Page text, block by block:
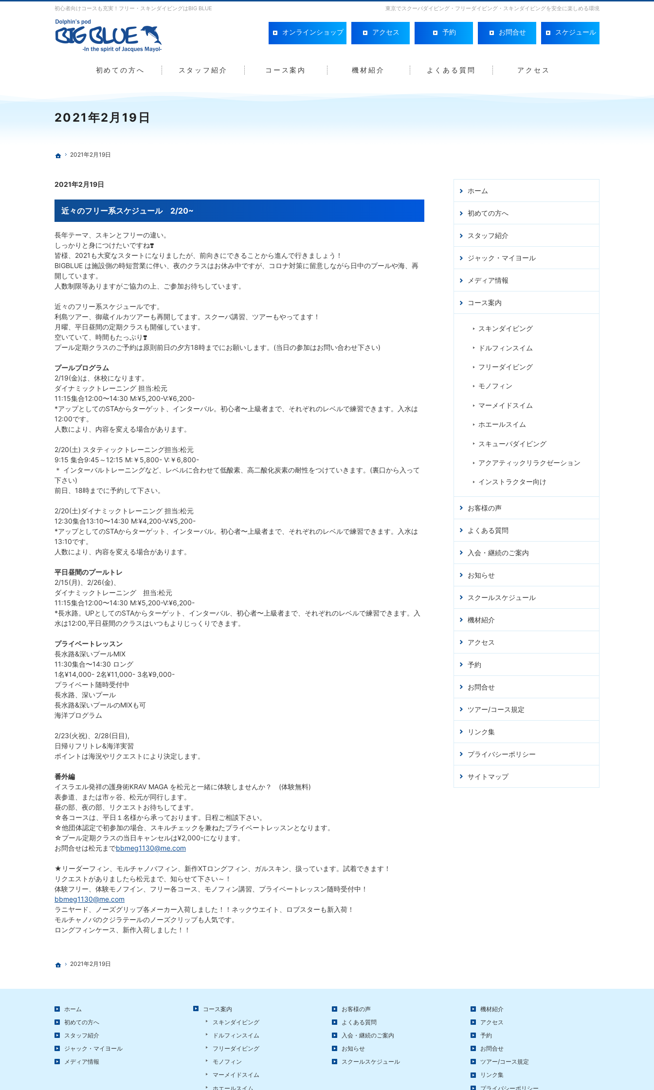
2021年2月19日
東京でスクーバダイビング・フリーダイビング・スキンダイビングを安全に楽しめる環境
初心者向けコースも充実！フリー・スキンダイビングはBIG BLUE
ホーム
2021年2月19日
2021年2月19日
近々のフリー系スケジュール 2/20~
長年テーマ、スキンとフリーの違い。
しっかりと身につけたいですね❣️
皆様、2021も大変なスタートになりましたが、前向きにできることから進んで行きましょう！
BIGBLUE は施設側の時短営業に伴い、夜のクラスはお休み中ですが、コロナ対策に留意しながら日中のプールや海、再
開しています。
人数制限等ありますがご協力の上、ご参加お待ちしています。
近々のフリー系スケジュールです。
利島ツアー、御蔵イルカツアーも再開してます。スクーバ講習、ツアーもやってます！
月曜、平日昼間の定期クラスも開催しています。
空いていて、時間もたっぷり❣️
プール定期クラスのご予約は原則前日の夕方18時までにお願いします。(当日の参加はお問い合わせ下さい)
プールプログラム
2/19(金)は、休校になります。
ダイナミックトレーニング 担当:松元
11:15集合12:00〜14:30 M:¥5,200-V:¥6,200-
*アップとしてのSTAからターゲット、インターバル。初心者〜上級者まで、それぞれのレベルで練習できます。入水は
12:00です。
人数により、内容を変える場合があります。
2/20(土) スタティックトレーニング担当:松元
9:15 集合9:45～12:15 M:￥5,800- V:￥6,800-
＊ インターバルトレーニングなど、レベルに合わせて低酸素、高二酸化炭素の耐性をつけていきます。(裏口から入って
下さい)
前日、18時までに予約して下さい。
2/20(土)ダイナミックトレーニング 担当:松元
12:30集合13:10〜14:30 M:¥4,200-V:¥5,200-
*アップとしてのSTAからターゲット、インターバル。初心者〜上級者まで、それぞれのレベルで練習できます。入水は
13:10です。
人数により、内容を変える場合があります。
平日昼間のプールトレ
2/15(月)、2/26(金)、
ダイナミックトレーニング 担当:松元
11:15集合12:00〜14:30 M:¥5,200-V:¥6,200-
*長水路。UPとしてのSTAからターゲット、インターバル、初心者〜上級者まで、それぞれのレベルで練習できます。入
水は12:00,平日昼間のクラスはいつもよりじっくりできます。
プライベートレッスン
長水路&深いプールMIX
11:30集合〜14:30 ロング
1名¥14,000- 2名¥11,000- 3名¥9,000-
プライベート随時受付中
長水路、深いプール
長水路&深いプールのMIXも可
海洋プログラム
2/23(火祝)、2/28(日目),
日帰りフリトレ&海洋実習
ポイントは海況やリクエストにより決定します。
番外編
イスラエル発祥の護身術KRAV MAGA を松元と一緒に体験しませんか？ (体験無料)
表参道、または市ヶ谷、松元が同行します。
昼の部、夜の部、リクエストお待ちしてます。
☆各コースは、平日１名様から承っております。日程ご相談下さい。
☆他団体認定で初参加の場合、スキルチェックを兼ねたプライベートレッスンとなります。
☆プール定期クラスの当日キャンセルは¥2,000-になります。
お問合せは松元までbbmeg1130@me.com
★リーダーフィン、モルチャノバフィン、新作XTロングフィン、ガルスキン、扱っています。試着できます！
リクエストがありましたら松元まで、知らせて下さい～！
体験フリー、体験モノフイン、フリー各コース、モノフィン講習、プライベートレッスン随時受付中！
bbmeg1130@me.com
ラニヤード、ノーズグリップ各メーカー入荷しました！！ネックウエイト、ロブスターも新入荷！
モルチャノバのクジラテールのノーズクリップも人気です。
ロングフィンケース、新作入荷しました！！
ホーム
初めての方へ
スタッフ紹介
ジャック・マイヨール
メディア情報
コース案内
スキンダイビング
ドルフィンスイム
フリーダイビング
モノフィン
マーメイドスイム
ホエールスイム
スキューバダイビング
アクアティックリラクゼーション
インストラクター向け
お客様の声
よくある質問
入会・継続のご案内
お知らせ
スクールスケジュール
機材紹介
アクセス
予約
お問合せ
ツアー/コース規定
リンク集
プライバシーポリシー
サイトマップ
ホーム
2021年2月19日
オンラインショップ アクセス 予約 お問合せ スケジュール
初めての方へ スタッフ紹介 コース案内 機材紹介 よくある質問 アクセス
ホーム
初めての方へ
スタッフ紹介
ジャック・マイヨール
メディア情報
コース案内
スキンダイビング
ドルフィンスイム
フリーダイビング
モノフィン
マーメイドスイム
ホエールスイム
お客様の声
よくある質問
入会・継続のご案内
お知らせ
スクールスケジュール
機材紹介
アクセス
予約
お問合せ
ツアー/コース規定
リンク集
プライバシーポリシー